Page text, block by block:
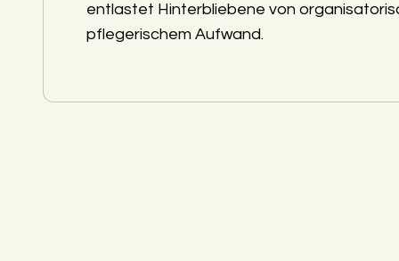
entlastet Hinterbliebene von
pflegerischem Aufwand.